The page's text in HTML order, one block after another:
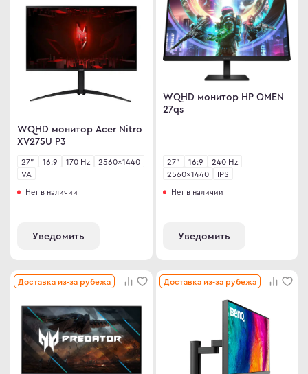
WQHD монитор Acer Nitro
XV275U P3
27" 16:9 170 Hz
2560×1440
VA
Нет в наличии
Уведомить
WQHD монитор HP OMEN
27qs
27" 16:9
240 Hz
2560×1440
IPS
Нет в наличии
Уведомить
Доставка из-за рубежа Доставка из-за рубежа